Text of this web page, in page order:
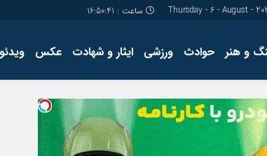
ساعت : 16:50:42
و هنر حوادث ورزشی ایثار و شهادت عکس ویدئو
کارگاه
تولید
مجله ای